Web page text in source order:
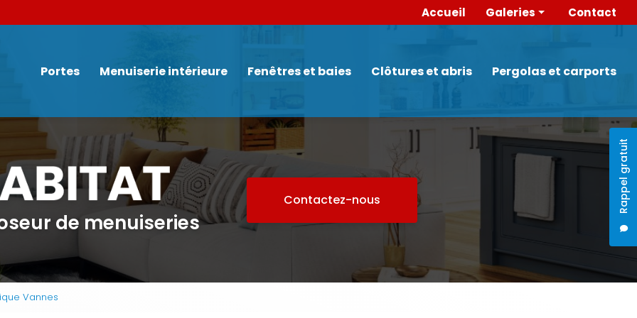
Rappel gratuit
Accueil
Galeries
Pergolas et carports
Contact
Portes Menuiserie intérieure Fenêtres et baies Clôtures et abris Pergolas et carports
de menuiseries
Contactez-nous
Vannes